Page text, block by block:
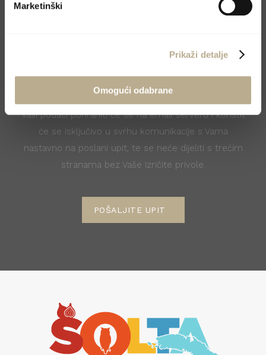
Marketinški
Prikaži detalje
Omogući odabrane
Vaši podaci pohraniti će se na email serveru i koristit
će se isključivo u svrhu komunikacije s Vama
nastavno na poslani upit, te se neće dijeliti s trećim
stranama bez Vaše izričite privole.
POŠALJITE UPIT